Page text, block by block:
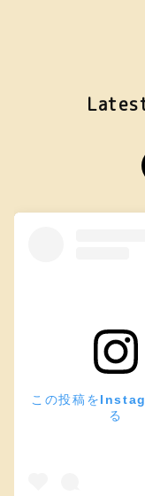
この投稿を
る